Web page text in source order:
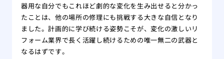
器用な自分でもこれほど劇的な変化を生み出せると分かっ
たことは、他の場所の修理にも挑戦する大きな自信となり
ました。計画的に学び続ける姿勢こそが、変化の激しいリ
フォーム業界で長く活躍し続けるための唯一無二の武器と
なるはずです。